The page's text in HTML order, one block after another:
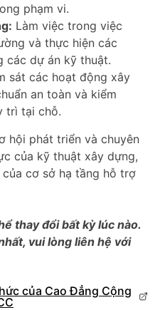
phạm vi.
Làm việc trong việc
và thực hiện các
các dự án kỹ thuật.
sát các hoạt động xây
an toàn và kiểm
trì tại chỗ.
hội phát triển và chuyên
của kỹ thuật xây dựng,
cơ sở hạ tầng hỗ trợ
thay đổi bất kỳ lúc nào.
vui lòng liên hệ với
của Cao Đẳng Cộng